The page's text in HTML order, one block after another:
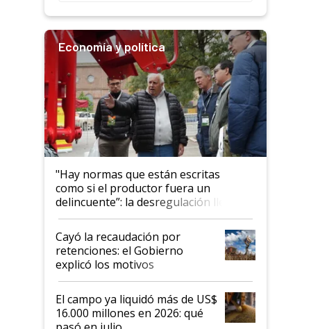
Economía y política
"Hay normas que están escritas
como si el productor fuera un
delincuente”: la desregulación llegó
al Congreso Aapresid y hasta se
habló del financiamiento al IPCVA
Cayó la recaudación por
retenciones: el Gobierno
explicó los motivos
El campo ya liquidó más de US$
16.000 millones en 2026: qué